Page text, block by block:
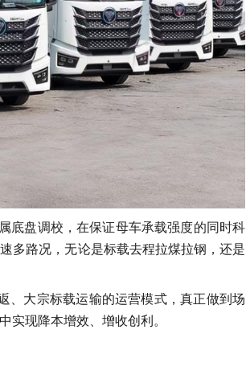
底盘调校，在保证母车承载强度的同时科
多路况，无论是标载去程拉煤拉钢，还是
、大宗标载运输的运营模式，真正做到场
实现降本增效、增收创利。